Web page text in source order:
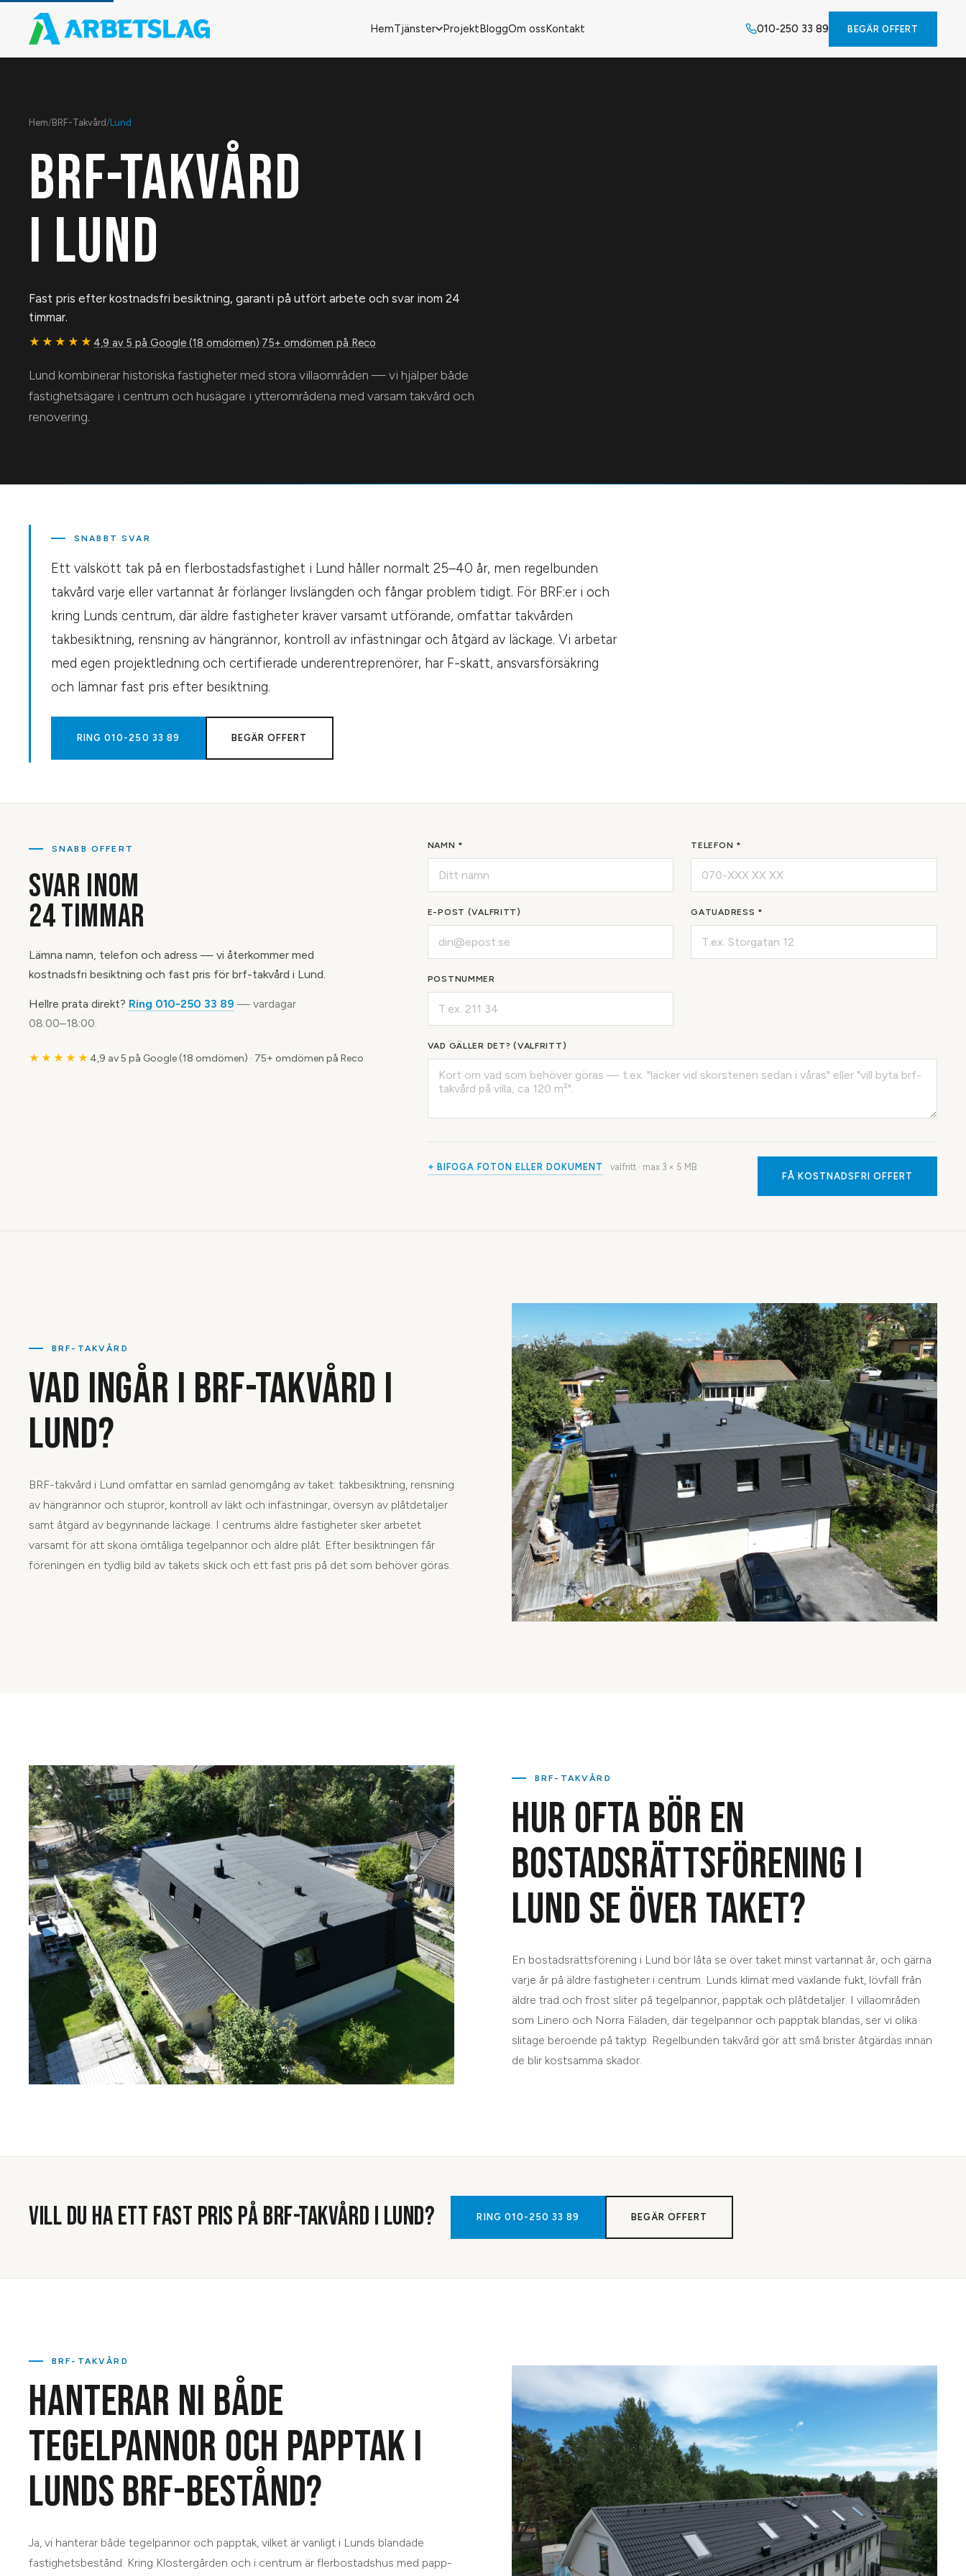
HemTjänster ProjektBloggOm ossKontakt 010-250 33 89 BEGÄR OFFERT
Hem/BRF-Takvård /Lund
BRF-TAKVÅRD
I LUND
Fast pris efter kostnadsfri besiktning, garanti på utfört arbete och svar inom 24
timmar.
★★★★★ 4,9 av 5 på Google (18 omdömen)·75+ omdömen på Reco
Lund kombinerar historiska fastigheter med stora villaområden — vi hjälper både
fastighetsägare i centrum och husägare i ytterområdena med varsam takvård och
renovering.
SNABBT SVAR
Ett välskött tak på en flerbostadsfastighet i Lund håller normalt 25–40 år, men regelbunden
takvård varje eller vartannat år förlänger livslängden och fångar problem tidigt. För BRF:er i och
kring Lunds centrum, där äldre fastigheter kräver varsamt utförande, omfattar takvården
takbesiktning, rensning av hängrännor, kontroll av infästningar och åtgärd av läckage. Vi arbetar
med egen projektledning och certifierade underentreprenörer, har F-skatt, ansvarsförsäkring
och lämnar fast pris efter besiktning.
RING010-250 33 89 BEGÄR OFFERT
SNABB OFFERT
SVAR INOM
24 TIMMAR
Lämna namn, telefon och adress — vi återkommer med
kostnadsfri besiktning och fast pris för brf-takvård i Lund.
Hellre prata direkt? Ring 010-250 33 89 — vardagar
08:00–18:00.
★★★★★ 4,9 av 5 på Google (18 omdömen) · 75+ omdömen på Reco
NAMN * TELEFON *
E-POST (VALFRITT) GATUADRESS *
POSTNUMMER
VAD GÄLLER DET? (VALFRITT)
+ BIFOGA FOTON ELLER DOKUMENT valfritt · max 3× 5 MB
FÅ KOSTNADSFRI OFFERT
BRF-TAKVÅRD
VAD INGÅR I BRF-TAKVÅRD I
LUND?
BRF-takvård i Lund omfattar en samlad genomgång av taket: takbesiktning, rensning
av hängrännor och stuprör, kontroll av läkt och infästningar, översyn av plåtdetaljer
samt åtgärd av begynnande läckage. I centrums äldre fastigheter sker arbetet
varsamt för att skona ömtåliga tegelpannor och äldre plåt. Efter besiktningen får
föreningen en tydlig bild av takets skick och ett fast pris på det som behöver göras.
BRF-TAKVÅRD
HUR OFTA BÖR EN
BOSTADSRÄTTSFÖRENING I
LUND SE ÖVER TAKET?
En bostadsrättsförening i Lund bör låta se över taket minst vartannat år, och gärna
varje år på äldre fastigheter i centrum. Lunds klimat med växlande fukt, lövfall från
äldre träd och frost sliter på tegelpannor, papptak och plåtdetaljer. I villaområden
som Linero och Norra Fäladen, där tegelpannor och papptak blandas, ser vi olika
slitage beroende på taktyp. Regelbunden takvård gör att små brister åtgärdas innan
de blir kostsamma skador.
VILL DU HA ETT FAST PRIS PÅBRF-TAKVÅRD I LUND? RING 010-250 33 89 BEGÄR OFFERT
BRF-TAKVÅRD
HANTERAR NI BÅDE
TEGELPANNOR OCH PAPPTAK I
LUNDS BRF-BESTÅND?
Ja, vi hanterar både tegelpannor och papptak, vilket är vanligt i Lunds blandade
fastighetsbestånd. Kring Klostergården och i centrum är flerbostadshus med papp-